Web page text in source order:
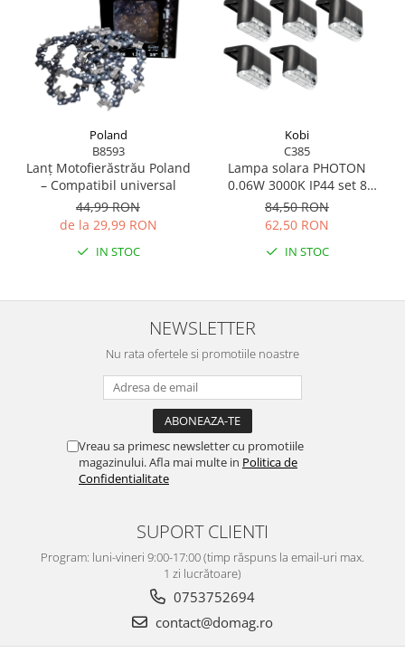
Trusă tubulare
Unelte pentru altoit
Unelte pentru grădină
Greble
Poland
B8593
Lanț Motofierăstrău Poland
– Compatibil universal
44,99 RON
de la 29,99 RON
IN STOC
Kobi
C385
Lampa solara PHOTON
0.06W 3000K IP44 set 8
bucati
84,50 RON
62,50 RON
IN STOC
NEWSLETTER
Nu rata ofertele si promotiile noastre
Vreau sa primesc newsletter cu promotiile
magazinului. Afla mai multe in Politica de
Confidentialitate
SUPORT CLIENTI
Program: luni-vineri 9:00-17:00 (timp răspuns la email-uri max.
1 zi lucrătoare)
0753752694
contact@domag.ro